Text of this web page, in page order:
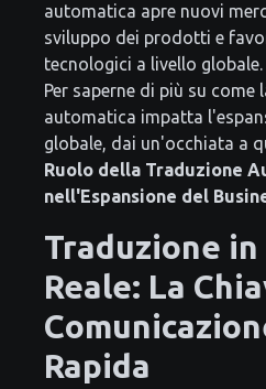
automatica apre nuovi
sviluppo dei prodotti e
tecnologici a livello globale.
Per saperne di più su come
automatica impatta
globale, dai un'occhiata a
Ruolo della Traduzione
nell'Espansione del
Traduzione in
Reale: La
Rapida